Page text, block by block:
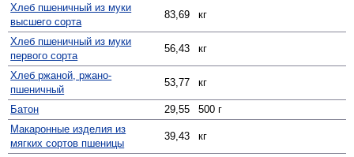
Хлеб пшеничный из муки
высшего сорта
83,69 кг
Хлеб пшеничный из муки
первого сорта
56,43 кг
Хлеб ржаной, ржано-
пшеничный
53,77 кг
Батон 29,55
500 г
Макаронные изделия из
мягких сортов пшеницы
39,43 кг